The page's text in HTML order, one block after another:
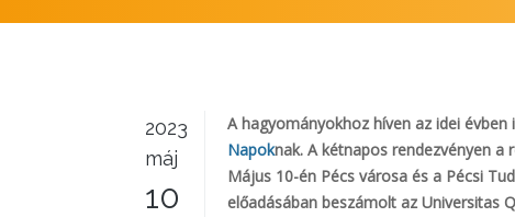
2023
máj
10
A hagyományokhoz híven az idei
Napoknak. A kétnapos rendezvényen
Május 10-én Pécs városa és a Pécsi
előadásában beszámolt az Universitas